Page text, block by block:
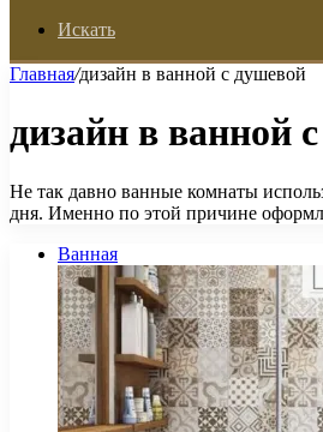
Искать
Главная/дизайн в ванной с душевой
дизайн в ванной
Не так давно ванные комнаты
дня. Именно по этой причине
Ванная